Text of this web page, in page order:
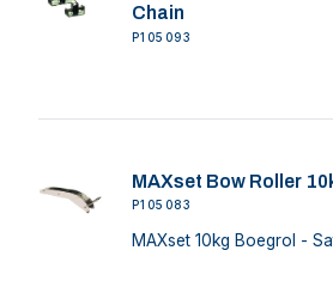
Chain
P105093
MAXset Bow Roller
P105083
MAXset 10kg Boegrol -